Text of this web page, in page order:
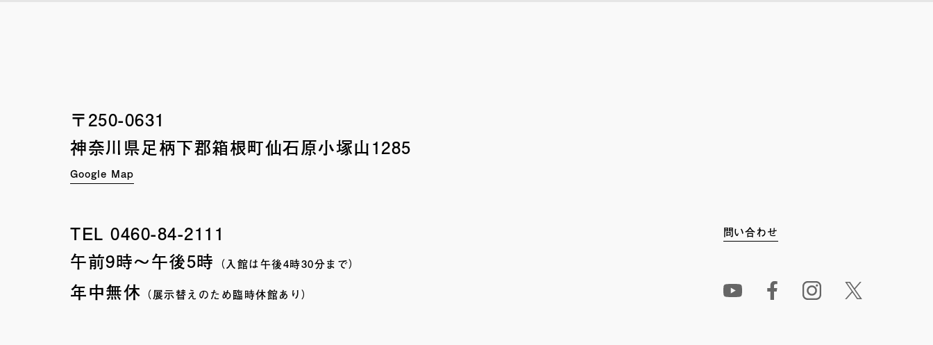
〒250-0631
神奈川県足柄下郡箱根町仙石原小塚山1285
Google Map
TEL0460-84-2111
午前9時〜午後5時
（入館は午後4時30分まで）
年中無休 （展示替えのため臨時休館あり）
問い合わせ